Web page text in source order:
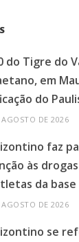
do Tigre do
em
do
AGOSTO DE 2026
faz
às
da base
AGOSTO DE 2026
se